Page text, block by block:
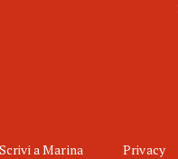
Scrivi a Marina Privacy